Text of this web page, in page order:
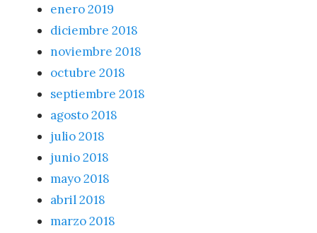
enero 2019
diciembre 2018
noviembre 2018
octubre 2018
septiembre 2018
agosto 2018
julio 2018
junio 2018
mayo 2018
abril 2018
marzo 2018